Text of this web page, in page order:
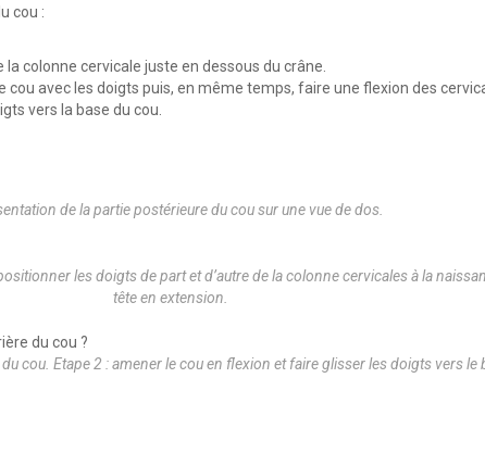
cou :
la colonne cervicale juste en dessous du crâne.
cou avec les doigts puis, en même temps, faire une flexion des
vers la base du cou.
de la partie postérieure du cou sur une vue de dos.
les doigts de part et d’autre de la colonne cervicales à la
tête en extension.
cou. Etape 2 : amener le cou en flexion et faire glisser les doigts vers le